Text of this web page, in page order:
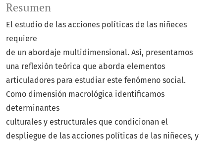
Resumen
El estudio de las acciones políticas de las niñeces
requiere
de un abordaje multidimensional. Así, presentamos
una reflexión teórica que aborda elementos
articuladores para estudiar este fenómeno social.
Como dimensión macrológica identificamos
determinantes
culturales y estructurales que condicionan el
despliegue de las acciones políticas de las niñeces, y